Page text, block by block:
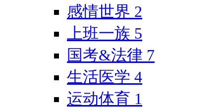
感情世界 2
上班一族 5
国考&法律 7
生活医学 4
运动体育 1